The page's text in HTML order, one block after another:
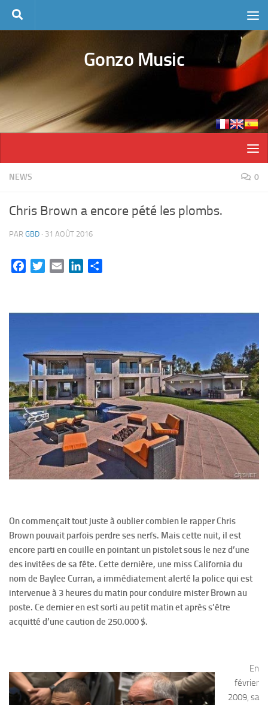
Skip to content
Gonzo Music
NEWS 0
Chris Brown a encore pété les plombs.
PAR GBD · 31 AOÛT 2016
FacebookTwitterEmail LinkedIn
On commençait tout juste à oublier combien le rapper Chris
Brown pouvait parfois perdre ses nerfs. Mais cette nuit, il est
encore parti en couille en pointant un pistolet sous le nez d’une
des invitées de sa fête. Cette dernière, une miss California du
nom de Baylee Curran, a immédiatement alerté la police qui est
intervenue à 3 heures du matin pour conduire mister Brown au
poste. Ce dernier en est sorti au petit matin et après s’être
acquitté d’une caution de 250.000 $.
En
février
2009, sa